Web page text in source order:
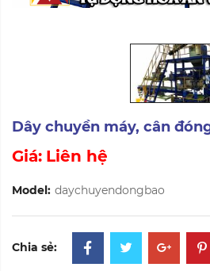
Dây chuyền máy, cân
Giá: Liên hệ
Model: daychuyendongbao
Chia sẻ: